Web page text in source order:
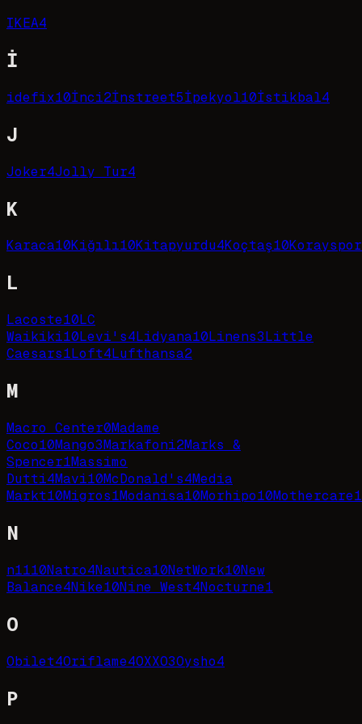
IKEA4
İ
idefix10İnci2İnstreet5İpekyol10İstikbal4
J
Joker4Jolly Tur4
K
Karaca10Kiğılı10Kitapyurdu4Koçtaş10Korayspor
L
Lacoste10LC
Waikiki10Levi's4Lidyana10Linens3Little
Caesars1Loft4Lufthansa2
M
Macro Center0Madame
Coco10Mango3Markafoni2Marks &
Spencer1Massimo
Dutti4Mavi10McDonald's4Media
Markt10Migros1Modanisa10Morhipo10Mothercare1
N
n1110Natro4Nautica10NetWork10New
Balance4Nike10Nine West4Nocturne1
O
Obilet4Oriflame4OXXO3Oysho4
P